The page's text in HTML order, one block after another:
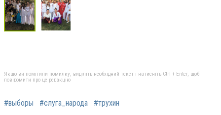
Якщо ви помітили помилку, виділіть необхідний текст і натисніть Ctrl + Enter, щоб
повідомити про це редакцію
#выборы #слуга_народа #трухин